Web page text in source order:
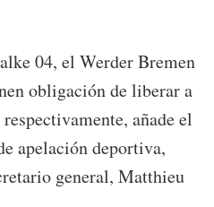
04, el Werder Bremen
obligación de liberar a
añade el
apelación deportiva,
general, Matthieu